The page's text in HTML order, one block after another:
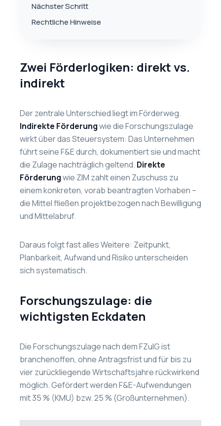
Nächster Schritt
Rechtliche Hinweise
Zwei Förderlogiken: direkt vs.
indirekt
Der zentrale Unterschied liegt im Förderweg.
Indirekte Förderungwie die Forschungszulage
wirkt über das Steuersystem: Das Unternehmen
führt seine F&E durch, dokumentiert sie und macht
die Zulage nachträglich geltend. Direkte
Förderungwie ZIM zahlt einen Zuschuss zu
einem konkreten, vorab beantragten Vorhaben –
die Mittel fließen projektbezogen nach Bewilligung
und Mittelabruf.
Daraus folgt fast alles Weitere: Zeitpunkt,
Planbarkeit, Aufwand und Risiko unterscheiden
sich systematisch.
Forschungszulage: die
wichtigsten Eckdaten
Die Forschungszulage nach dem FZulG ist
branchenoffen, ohne Antragsfrist und für bis zu
vier zurückliegende Wirtschaftsjahre rückwirkend
möglich. Gefördert werden F&E-Aufwendungen
mit 35 % (KMU) bzw. 25 % (Großunternehmen).